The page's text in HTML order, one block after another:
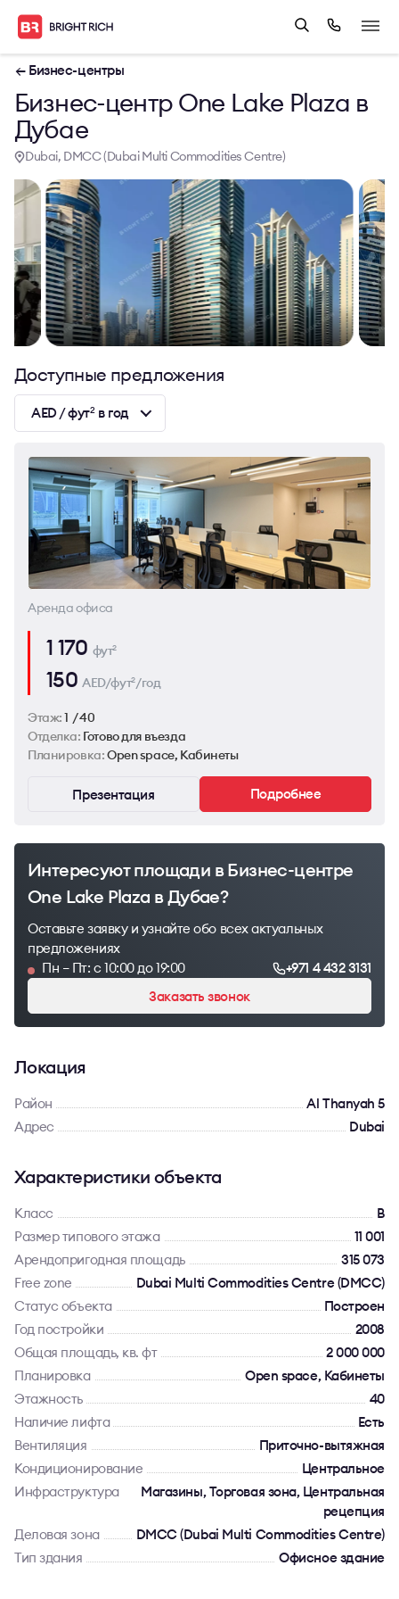
← Бизнес-центры
Бизнес-центр One Lake Plaza в
Дубае
Dubai, DMCC (Dubai Multi Commodities Centre)
Доступные предложения
AED / фут2в год
Аренда офиса
1 170 фут2
150AED/фут2/год
Этаж:1 / 40
Отделка: Готово для въезда
Планировка:Open space, Кабинеты
Презентация Подробнее
Интересуют площади в Бизнес-центре
One Lake Plaza в Дубае?
Оставьте заявку и узнайте обо всех актуальных
предложениях
Пн – Пт: с 10:00 до 19:00
+971 4 432 3131
Заказать звонок
Локация
Район
Al Thanyah 5
Адрес
Dubai
Характеристики объекта
Класс
B
Размер типового этажа
11 001
Арендопригодная площадь
315 073
Free zone
Dubai Multi Commodities Centre (DMCC)
Статус объекта
Построен
Год постройки
2008
Общая площадь, кв. фт
2 000 000
Планировка
Open space, Кабинеты
Этажность
40
Наличие лифта
Есть
Вентиляция
Приточно-вытяжная
Кондиционирование
Центральное
Инфраструктура
Магазины, Торговая зона, Центральная
рецепция
Деловая зона
DMCC (Dubai Multi Commodities Centre)
Тип здания
Офисное здание